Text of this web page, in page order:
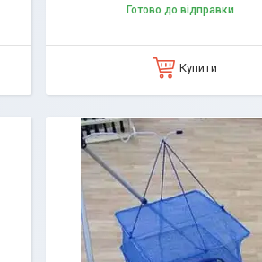
Готово до відправки
Купити